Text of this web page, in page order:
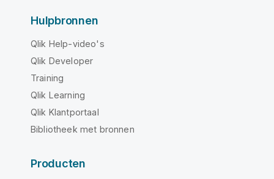
Hulpbronnen
Qlik Help-video's
Qlik Developer
Training
Qlik Learning
Qlik Klantportaal
Bibliotheek met bronnen
Producten